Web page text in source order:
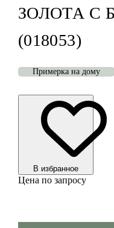
ЗОЛОТА С
(018053)
Примерка на дому
В избранноe
Цена по запросу